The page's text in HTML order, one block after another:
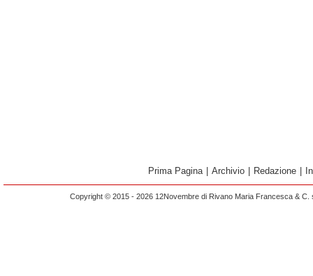
Prima Pagina Archivio Redazione
Copyright © 2015 - 2026 12Novembre di Rivano Maria Francesca &